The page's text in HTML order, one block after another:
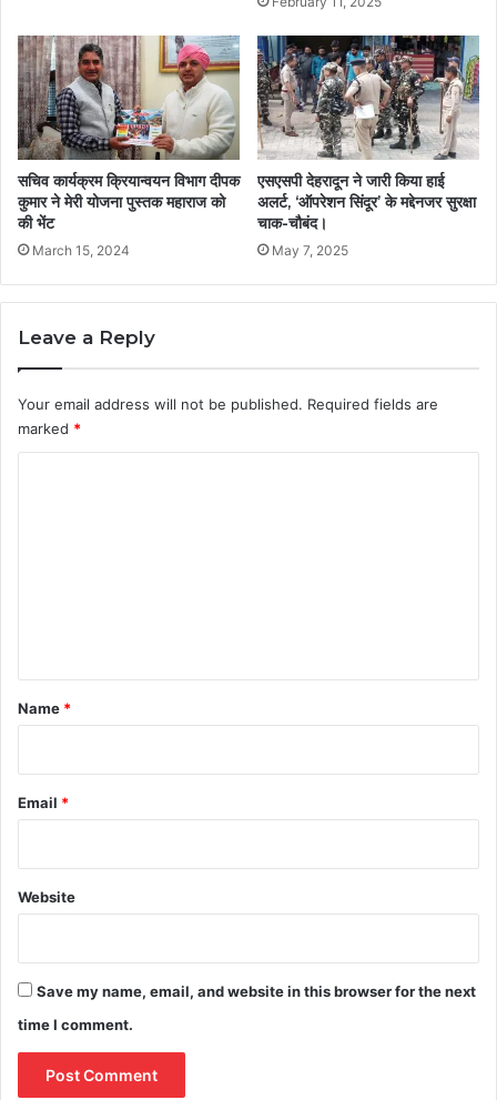
सचिव कार्यक्रम क्रियान्वयन विभाग दीपक
कुमार ने मेरी योजना पुस्तक महाराज को
की भेंट
March 15, 2024
एसएसपी देहरादून ने जारी किया हाई
अलर्ट, ‘ऑपरेशन सिंदूर’ के मद्देनजर सुरक्षा
चाक-चौबंद।
May 7, 2025
Leave a Reply
Your email address will not be published. Required fields are
marked *
*
Name *
Email *
Website
Save my name, email, and website in this browser for the next
time I comment.